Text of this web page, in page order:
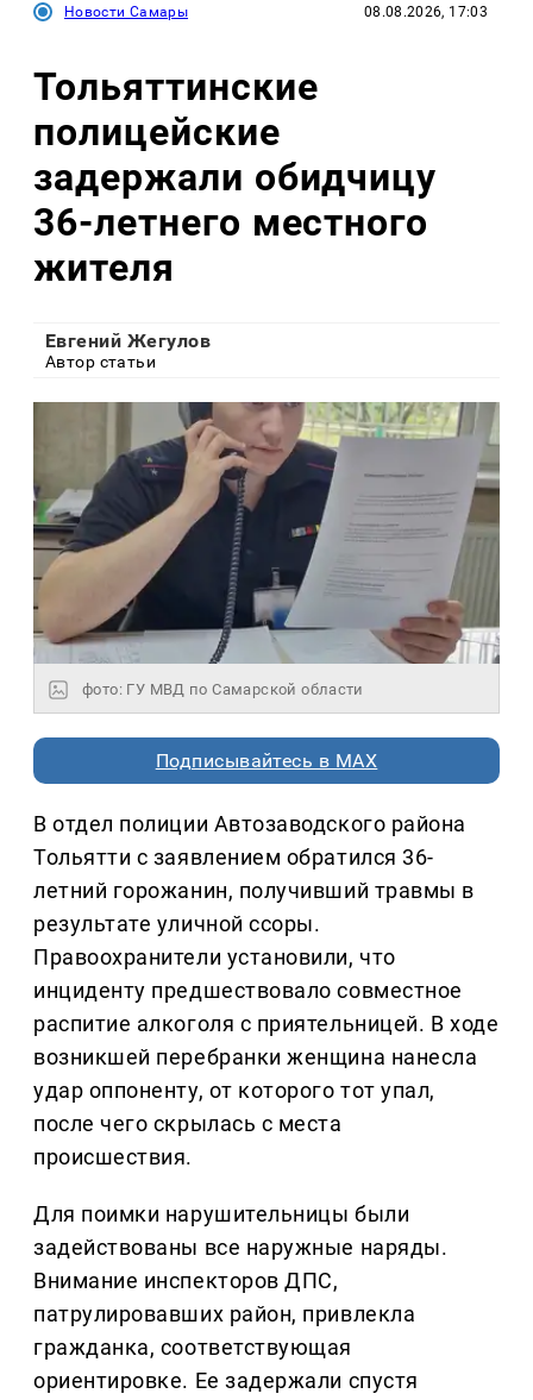
Новости Самары 08.08.2026, 17:03
Тольяттинские
полицейские
задержали обидчицу
36-летнего местного
жителя
Евгений Жегулов
Автор статьи
фото: ГУ МВД по Самарской области
Подписывайтесь в MAX
В отдел полиции Автозаводского района
Тольятти с заявлением обратился 36-
летний горожанин, получивший травмы в
результате уличной ссоры.
Правоохранители установили, что
инциденту предшествовало совместное
распитие алкоголя с приятельницей. В ходе
возникшей перебранки женщина нанесла
удар оппоненту, от которого тот упал,
после чего скрылась с места
происшествия.
Для поимки нарушительницы были
задействованы все наружные наряды.
Внимание инспекторов ДПС,
патрулировавших район, привлекла
гражданка, соответствующая
ориентировке. Ее задержали спустя